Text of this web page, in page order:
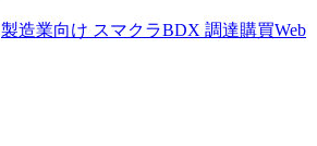
製造業向け スマクラBDX 調達購買Web​